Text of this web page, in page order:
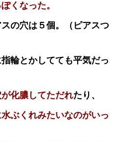
くなった。
の穴は５個。（ピアスつ
輪とかしてても平気だっ
化膿してただれたり、
ぶくれみたいなのがいっ